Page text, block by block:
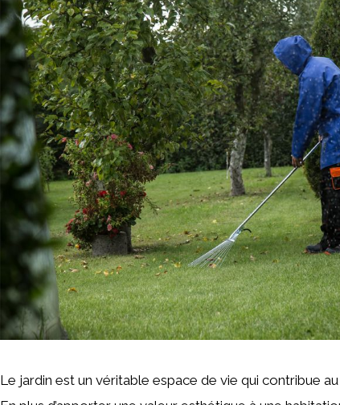
Le jardin est un véritable espace de vie qui contribue